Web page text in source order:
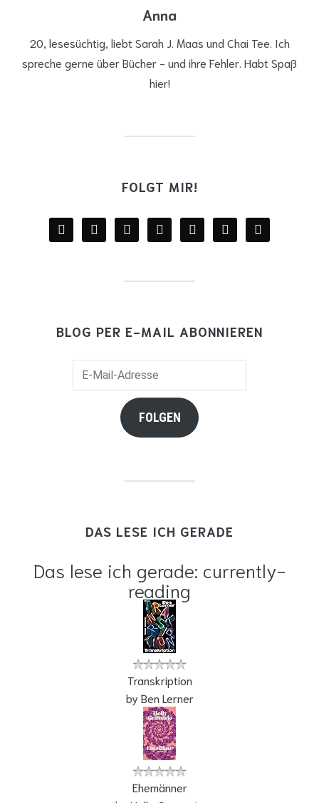
Anna
20, lesesüchtig, liebt Sarah J. Maas und Chai Tee. Ich
spreche gerne über Bücher - und ihre Fehler. Habt Spaß
hier!
FOLGT MIR!
facebooktwitter instagramyoutube mail wordpressgoodreads
BLOG PER E-MAIL ABONNIEREN
FOLGEN
DAS LESE ICH GERADE
Das lese ich gerade: currently-
reading
Transkription
byBen Lerner
Ehemänner